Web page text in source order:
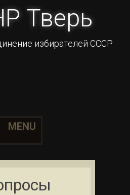
Тверь
избирателей СССР
MENU
Skip to content